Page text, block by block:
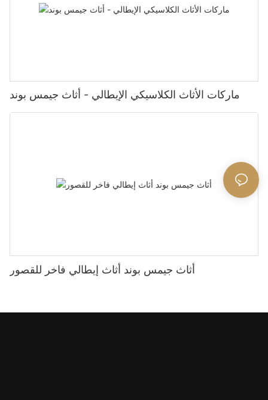
ماركات الأثاث الكلاسيكي الإيطالي - أثاث جيمس بوند
أثاث جيمس بوند أثاث إيطالي فاخر للقصور